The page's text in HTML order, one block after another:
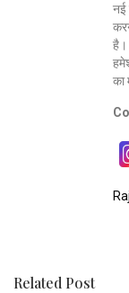
नई
है।
का
Related Post